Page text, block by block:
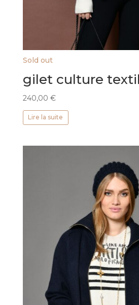
Sold out
gilet culture
240,00 €
Lire la suite